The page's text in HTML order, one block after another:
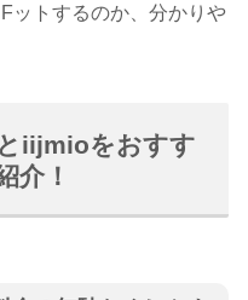
ットするのか、分かりや
iijmioをおすす
介！